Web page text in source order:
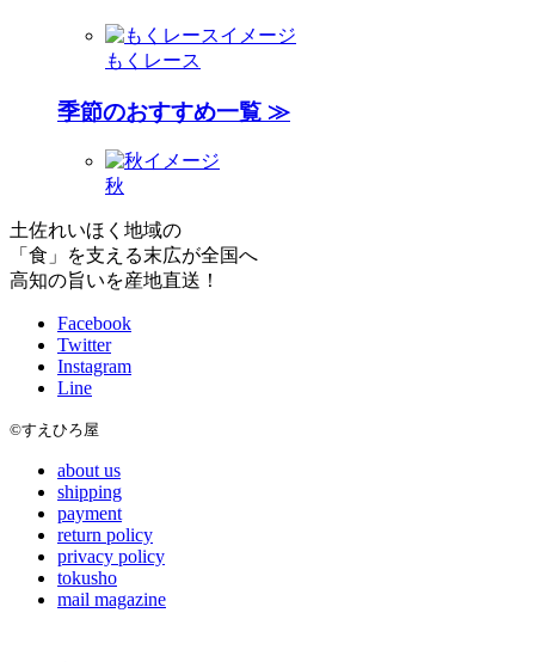
もくレース
季節のおすすめ一覧 ≫
秋
土佐れいほく地域の
「食」を支える末広が全国へ
高知の旨いを産地直送！
Facebook
Twitter
Instagram
Line
©すえひろ屋
about us
shipping
payment
return policy
privacy policy
tokusho
mail magazine